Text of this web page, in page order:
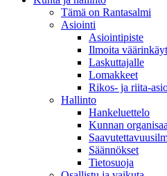
Tämä on Rantasalmi
Asiointi
Asiointipiste
Ilmoita
Laskuttajalle
Lomakkeet
Rikos- ja riita-
Hallinto
Hankeluettelo
Kunnan
Säännökset
Tietosuoja